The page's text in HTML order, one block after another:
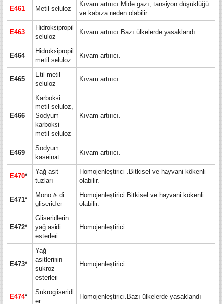
E461 Metil seluloz
Kıvam artırıcı.Mide gazı, tansiyon düşüklüğü
ve kabıza neden olabilir
E463
Hidroksipropil
seluloz
Kıvam artırıcı.Bazı ülkelerde yasaklandı
E464
Hidroksipropil
metil seluloz
Kıvam artırıcı.
E465
Etil metil
seluloz
Kıvam artırıcı .
E466
Karboksi
metil seluloz,
Sodyum
karboksi
metil seluloz
Kıvam artırıcı.
E469
Sodyum
kaseinat
Kıvam artırıcı.
E470*
Yağ asit
tuzları
Homojenleştirici .Bitkisel ve hayvani kökenli
olabilir.
E471*
Mono & di
gliseridler
Homojenleştirici.Bitkisel ve hayvani kökenli
olabilir.
E472*
Gliseridlerin
yağ asidi
esterleri
Homojenleştirici.
E473*
Yağ
asitlerinin
sukroz
esterleri
Homojenleştirici
E474*
Sukrogliseridl
er
Homojenleştirici.Bazı ülkelerde yasaklandı